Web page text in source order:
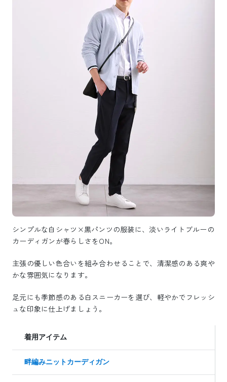
シンプルな白シャツ×黒パンツの服装に、淡いライトブルーの
カーディガンが春らしさをON。
主張の優しい色合いを組み合わせることで、清潔感のある爽や
かな雰囲気になります。
足元にも季節感のある白スニーカーを選び、軽やかでフレッシ
ュな印象に仕上げましょう。
着用アイテム
畔編みニットカーディガン